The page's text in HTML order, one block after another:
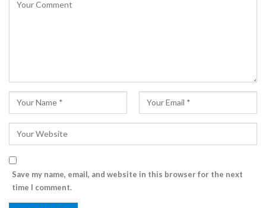
Save my name, email, and website in this browser for the next
time I comment.